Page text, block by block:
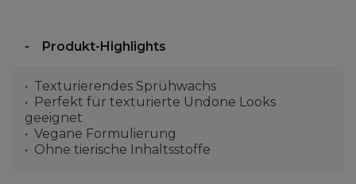
Produkt-Highlights
Texturierendes Sprühwachs
Perfekt für texturierte Undone Looks
geeignet
Vegane Formulierung
Ohne tierische Inhaltsstoffe